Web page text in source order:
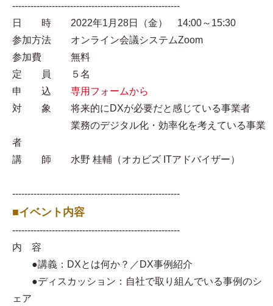
-------------------------------------------------------
日 時 2022年1月28日（金） 14:00～15:30
参加方法 オンライン会議システムZoom
参加費 無料
定 員 ５名
申 込 専用フォームから
対 象 将来的にDXが必要だと感じている事業者
業務のデジタル化・効率化を考えている事業
者
講 師 水野 桂輔（オカビズ ITアドバイザー）
-------------------------------------------------------
■イベント内容
-------------------------------------------------------
内 容
●講義：DXとは何か？／DX事例紹介
●ディスカッション：自社で取り組んでいる事例のシ
ェア